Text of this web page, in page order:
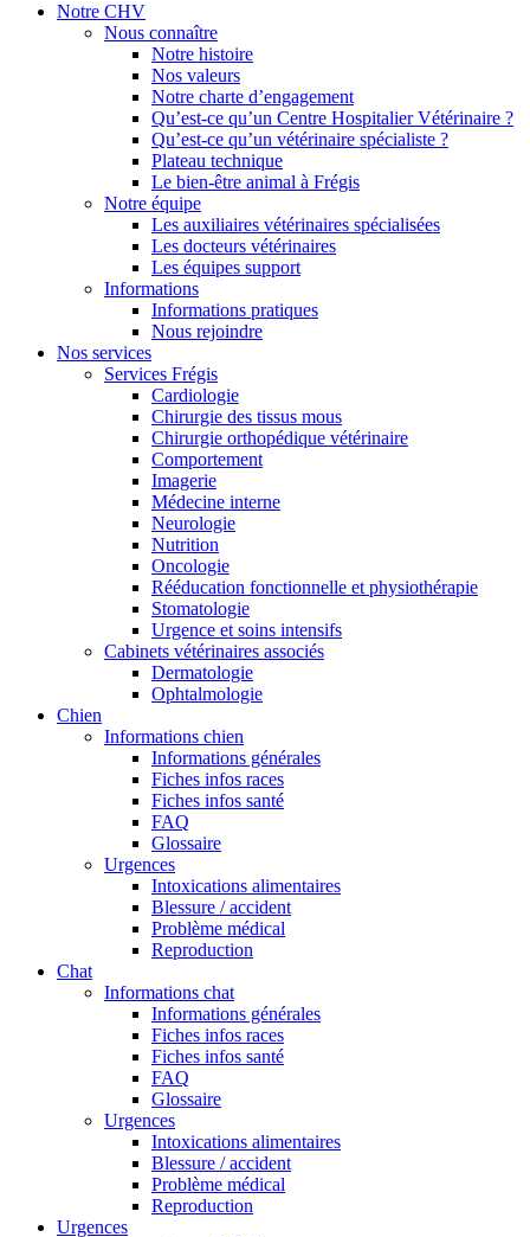
Notre CHV
Nous connaître
Notre histoire
Nos valeurs
Notre charte d’engagement
Qu’est-ce qu’un Centre Hospitalier Vétérinaire ?
Qu’est-ce qu’un vétérinaire spécialiste ?
Plateau technique
Le bien-être animal à Frégis
Notre équipe
Les auxiliaires vétérinaires spécialisées
Les docteurs vétérinaires
Les équipes support
Informations
Informations pratiques
Nous rejoindre
Nos services
Services Frégis
Cardiologie
Chirurgie des tissus mous
Chirurgie orthopédique vétérinaire
Comportement
Imagerie
Médecine interne
Neurologie
Nutrition
Oncologie
Rééducation fonctionnelle et physiothérapie
Stomatologie
Urgence et soins intensifs
Cabinets vétérinaires associés
Dermatologie
Ophtalmologie
Chien
Informations chien
Informations générales
Fiches infos races
Fiches infos santé
FAQ
Glossaire
Urgences
Intoxications alimentaires
Blessure / accident
Problème médical
Reproduction
Chat
Informations chat
Informations générales
Fiches infos races
Fiches infos santé
FAQ
Glossaire
Urgences
Intoxications alimentaires
Blessure / accident
Problème médical
Reproduction
Urgences